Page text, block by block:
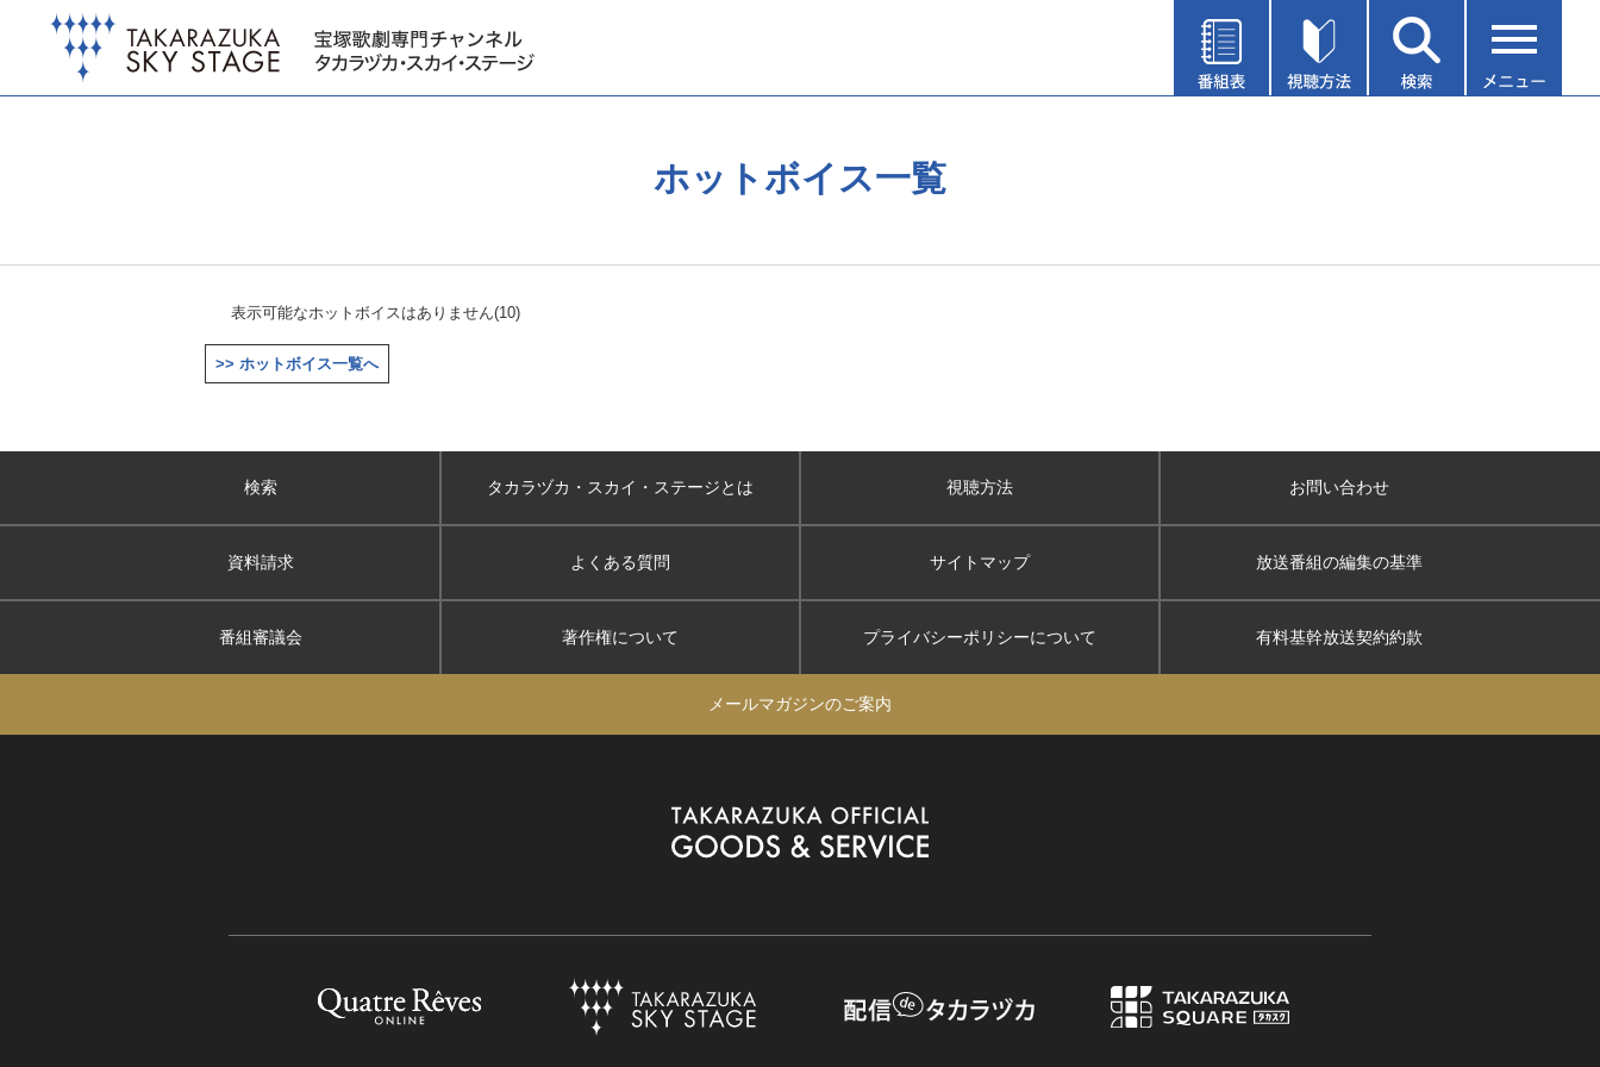
ホットボイス一覧
表示可能なホットボイスはありません(10)
>> ホットボイス一覧へ
検索 タカラヅカ・スカイ ・ステージとは 視聴方法 お問い合わせ
資料請求 よくある質問 サイトマップ 放送番組の編集の基準
番組審議会 著作権について プライバシーポリシーについて 有料基幹放送契約約款
メールマガジンのご案内